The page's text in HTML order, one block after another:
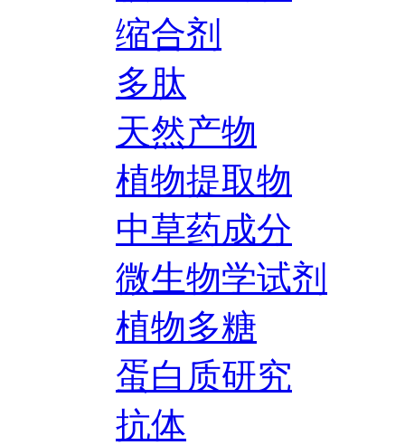
缩合剂
多肽
天然产物
植物提取物
中草药成分
微生物学试剂
植物多糖
蛋白质研究
抗体